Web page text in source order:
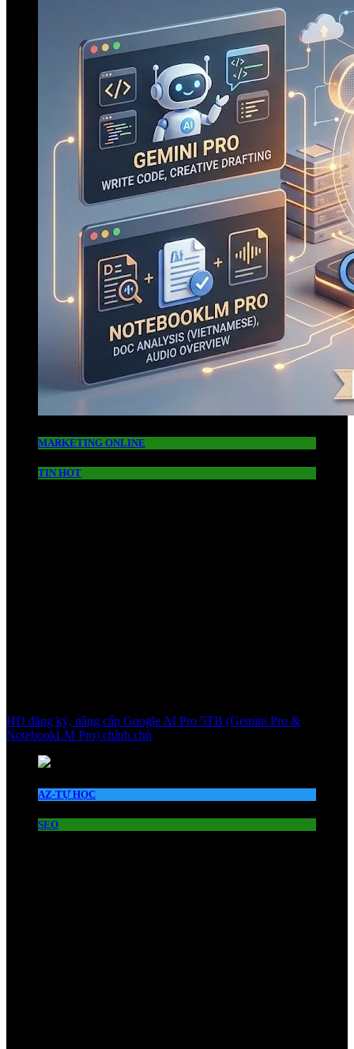
MARKETING ONLINE
TIN HOT
HD đăng ký, nâng cấp Google AI Pro 5TB (Gemini Pro &
NotebookLM Pro) chính chủ
AZ-TỰ HỌC
SEO